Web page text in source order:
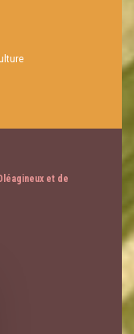
le
et de